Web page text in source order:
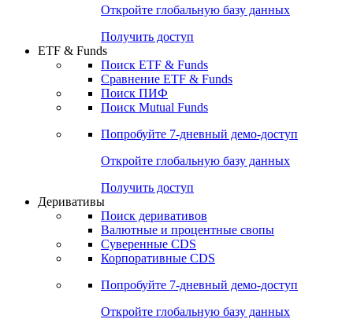
Откройте глобальную базу данных
Получить доступ
ETF & Funds
Поиск ETF & Funds
Сравнение ETF & Funds
Поиск ПИФ
Поиск Mutual Funds
Попробуйте 7-дневный демо-доступ
Откройте глобальную базу данных
Получить доступ
Деривативы
Поиск деривативов
Валютные и процентные свопы
Суверенные CDS
Корпоративные CDS
Попробуйте 7-дневный демо-доступ
Откройте глобальную базу данных